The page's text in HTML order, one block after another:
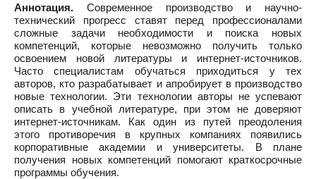
Аннотация. Современное производство и научно-
технический прогресс ставят перед профессионалами
сложные задачи необходимости и поиска новых
компетенций, которые невозможно получить только
освоением новой литературы и интернет-источников.
Часто специалистам обучаться приходиться у тех
авторов, кто разрабатывает и апробирует в производство
новые технологии. Эти технологии авторы не успевают
описать в учебной литературе, при этом не доверяют
интернет-источникам. Как один из путей преодоления
этого противоречия в крупных компаниях появились
корпоративные академии и университеты. В плане
получения новых компетенций помогают краткосрочные
программы обучения.